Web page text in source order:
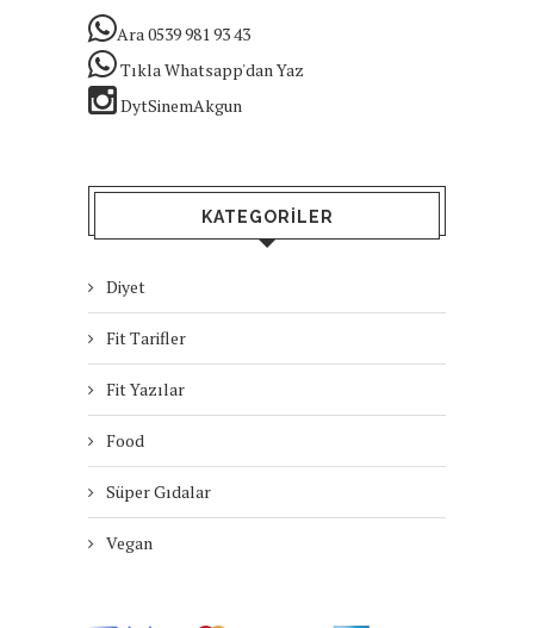
Ara 0539 981 93 43
Tıkla Whatsapp'dan Yaz
DytSinemAkgun
KATEGORILER
Diyet
Fit Tarifler
Fit Yazılar
Food
Süper Gıdalar
Vegan